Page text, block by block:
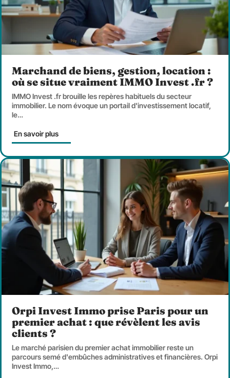
Marchand de biens, gestion, location :
où se situe vraiment IMMO Invest .fr ?
IMMO Invest .fr brouille les repères habituels du secteur
immobilier. Le nom évoque un portail d'investissement locatif,
le…
En savoir plus
Orpi Invest Immo prise Paris pour un
premier achat : que révèlent les avis
clients ?
Le marché parisien du premier achat immobilier reste un
parcours semé d'embûches administratives et financières. Orpi
Invest Immo,…